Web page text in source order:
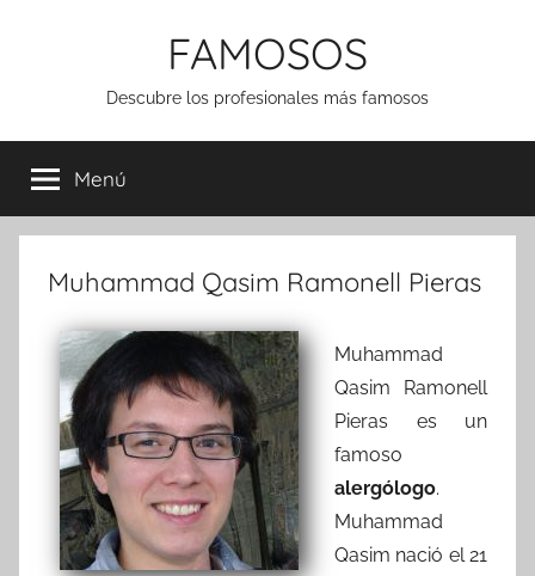
FAMOSOS
Descubre los profesionales más famosos
Menú
Muhammad Qasim Ramonell Pieras
Muhammad
Qasim Ramonell
Pieras es un
famoso
alergólogo.
Muhammad
Qasim nació el 21